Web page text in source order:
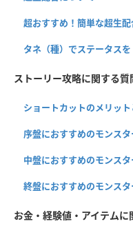
超おすすめ！簡単な超生
タネ（種）でステータス
ストーリー攻略に関する質
ショートカットのメリッ
序盤におすすめのモンスタ
中盤におすすめのモンスタ
終盤におすすめのモンスタ
お金・経験値・アイテム